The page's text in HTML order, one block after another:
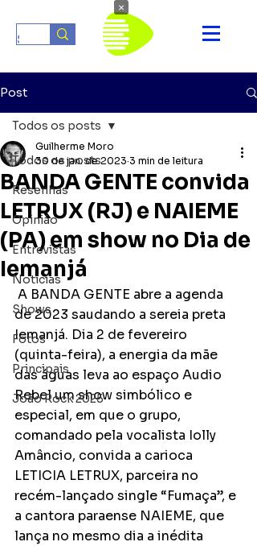
Post
Todos os posts
Resenhas
Opinião
Entrevistas
Notícias
Shows
Fotos
Principais
João Rock 2025
Todos os posts
BANDA GENTE convida
LETRUX (RJ) e NAIEME
(PA) em show no Dia de
Iemanjá
Guilherme Moro
30 de jan. de 2023 3 min de leitura
de 2023 saudando a sereia preta
Iemanjá. Dia 2 de fevereiro
(quinta-feira), a energia da mãe
das águas leva ao espaço Audio
Rebel um show simbólico e
especial, em que o grupo,
comandado pela vocalista Iolly
Amâncio, convida a carioca
LETICIA LETRUX, parceira no
recém-lançado single “Fumaça”, e
a cantora paraense NAIEME, que
lança no mesmo dia a inédita
×